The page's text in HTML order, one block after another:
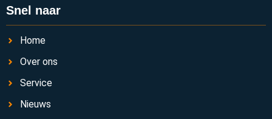
Snel naar
Home
Over ons
Service
Nieuws